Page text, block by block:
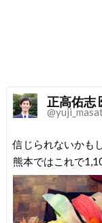
正高佑志
信じられないかも
熊本ではこれで